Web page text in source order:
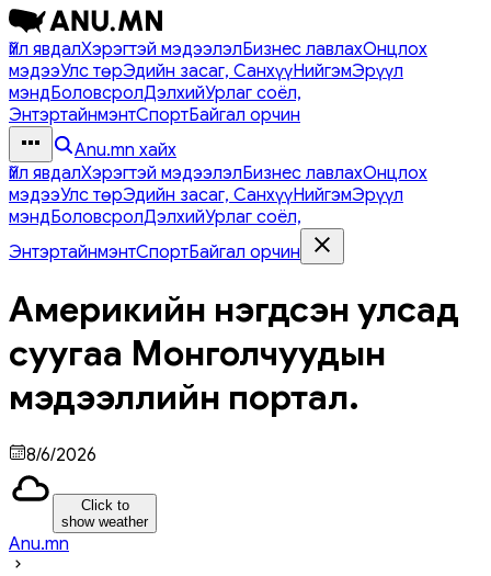
Үйл явдалХэрэгтэй мэдээлэлБизнес лавлахОнцлох
мэдээУлс төрЭдийн засаг, СанхүүНийгэмЭрүүл
мэндБоловсролДэлхийУрлаг соёл,
ЭнтэртайнмэнтСпортБайгал орчин
Anu.mn хайх
Үйл явдалХэрэгтэй мэдээлэлБизнес лавлахОнцлох
мэдээУлс төрЭдийн засаг, СанхүүНийгэмЭрүүл
мэндБоловсролДэлхийУрлаг соёл,
ЭнтэртайнмэнтСпортБайгал орчин
Америкийн нэгдсэн улсад
суугаа Монголчуудын
мэдээллийн портал.
8/6/2026
Click to
show weather
Anu.mn